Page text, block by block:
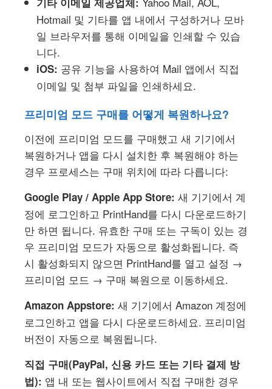
Hotmail 및 기타를 앱 내에서 구성하거나 모바
일 브라우저를 통해 이메일을 인쇄할 수 있습
니다.
iOS: 공유 기능을 사용하여 Mail 앱에서 직접
이메일 및 첨부 파일을 인쇄하세요.
프리미엄 모드 구매를 어떻게 복원하나요?
이전에 프리미엄 모드를 구매했고 새 기기에서
복원하거나 앱을 다시 설치한 후 복원해야 하는
경우 프로세스는 구매 위치에 따라 다릅니다:
Google Play / Apple App Store: 새 기기에서 계
정에 로그인하고 PrintHand를 다시 다운로드하기
만 하면 됩니다. 유효한 구매 또는 구독이 있는 경
우 프리미엄 모드가 자동으로 활성화됩니다. 즉
시 활성화되지 않으면 PrintHand를 열고 설정 →
프리미엄 모드 → 구매 복원으로 이동하세요.
Amazon Appstore: 새 기기에서 Amazon 계정에
로그인하고 앱을 다시 다운로드하세요. 프리미엄
버전이 자동으로 복원됩니다.
직접 구매(PayPal, 신용 카드 또는 기타 결제 방
법): 앱 내 또는 웹사이트에서 직접 구매한 경우